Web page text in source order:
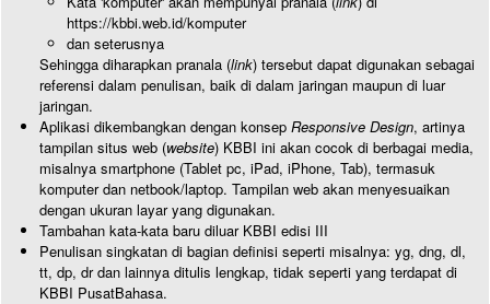
https://kbbi.web.id/komputer
dan seterusnya
Sehingga diharapkan pranala (link) tersebut dapat digunakan sebagai
referensi dalam penulisan, baik di dalam jaringan maupun di luar
jaringan.
Aplikasi dikembangkan dengan konsep Responsive Design, artinya
tampilan situs web (website) KBBI ini akan cocok di berbagai media,
misalnya smartphone (Tablet pc, iPad, iPhone, Tab), termasuk
komputer dan netbook/laptop. Tampilan web akan menyesuaikan
dengan ukuran layar yang digunakan.
Tambahan kata-kata baru diluar KBBI edisi III
Penulisan singkatan di bagian definisi seperti misalnya: yg, dng, dl,
tt, dp, dr dan lainnya ditulis lengkap, tidak seperti yang terdapat di
KBBI PusatBahasa.